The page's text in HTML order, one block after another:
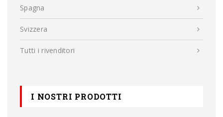
Spagna
Svizzera
Tutti i rivenditori
I NOSTRI PRODOTTI